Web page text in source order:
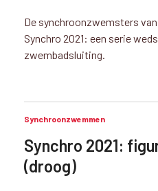
De synchroonzwemsters
Synchro 2021: een serie
zwembadsluiting.
Synchroonzwemmen
Synchro 2021:
(droog)